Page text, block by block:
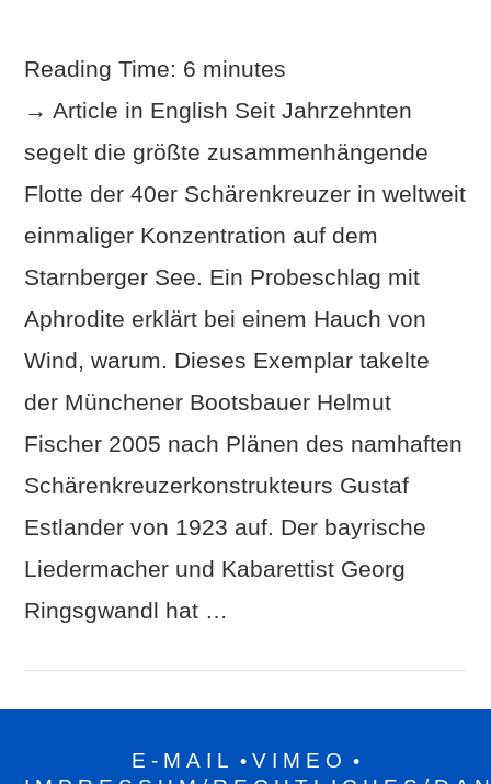
Reading Time: 6 minutes
→ Article in English Seit Jahrzehnten
segelt die größte zusammenhängende
Flotte der 40er Schärenkreuzer in weltweit
einmaliger Konzentration auf dem
Starnberger See. Ein Probeschlag mit
Aphrodite erklärt bei einem Hauch von
Wind, warum. Dieses Exemplar takelte
der Münchener Bootsbauer Helmut
Fischer 2005 nach Plänen des namhaften
Schärenkreuzerkonstrukteurs Gustaf
Estlander von 1923 auf. Der bayrische
Liedermacher und Kabarettist Georg
Ringsgwandl hat …
E-MAIL • VIMEO •